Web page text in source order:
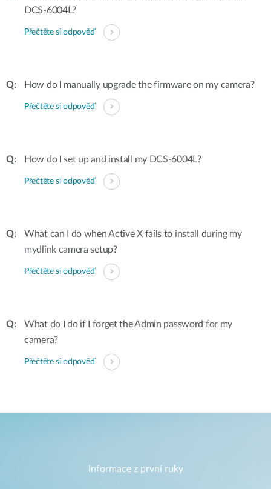
DCS-6004L?
Přečtěte si odpověď
How do I manually upgrade the firmware on my camera?
Přečtěte si odpověď
How do I set up and install my DCS-6004L?
Přečtěte si odpověď
What can I do when Active X fails to install during my
mydlink camera setup?
Přečtěte si odpověď
What do I do if I forget the Admin password for my
camera?
Přečtěte si odpověď
Informace z první ruky